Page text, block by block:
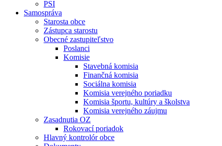
PSI
Samospráva
Starosta obce
Zástupca starostu
Obecné zastupiteľstvo
Poslanci
Komisie
Stavebná komisia
Finančná komisia
Sociálna komisia
Komisia verejného poriadku
Komisia športu, kultúry a školstva
Komisia verejného záujmu
Zasadnutia OZ
Rokovací poriadok
Hlavný kontrolór obce